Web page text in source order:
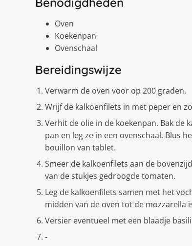
Oven
Koekenpan
Ovenschaal
Bereidingswijze
Verwarm de oven voor op 200 graden.
Wrijf de kalkoenfilets in met peper en
Verhit de olie in de koekenpan. Bak de
pan en leg ze in een ovenschaal. Blus
bouillon van tablet.
Smeer de kalkoenfilets aan de
van de stukjes gedroogde tomaten.
Leg de kalkoenfilets samen met het
midden van de oven tot de mozzarella
Versier eventueel met een blaadje
-